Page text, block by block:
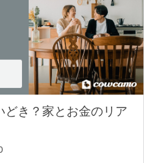
どき？家とお金のリア